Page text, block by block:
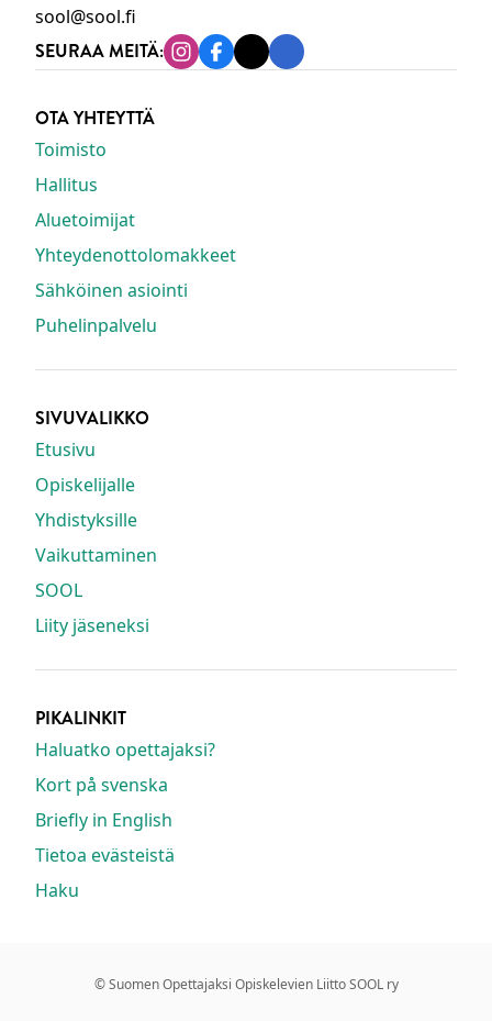
sool@sool.fi
SEURAA MEITÄ: Instagram
Facebook
TiktokLinkedin
OTA YHTEYTTÄ
Toimisto
Hallitus
Aluetoimijat
Yhteydenottolomakkeet
Sähköinen asiointi
Puhelinpalvelu
SIVUVALIKKO
Etusivu
Opiskelijalle
Yhdistyksille
Vaikuttaminen
SOOL
Liity jäseneksi
PIKALINKIT
Haluatko opettajaksi?
Kort på svenska
Briefly in English
Tietoa evästeistä
Haku
© Suomen Opettajaksi Opiskelevien Liitto SOOL ry